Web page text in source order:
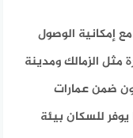
إمكانية الوصول
مثل الزمالك ومدينة
ضمن عمارات
للسكان بيئة